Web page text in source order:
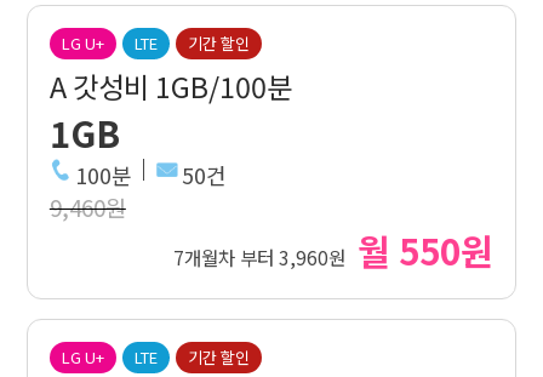
LG U+ LTE 기간 할인
A 갓성비 1GB/100분
1GB
100분 50건
9,460원
7개월차 부터 3,960원 월 550원
LG U+ LTE 기간 할인